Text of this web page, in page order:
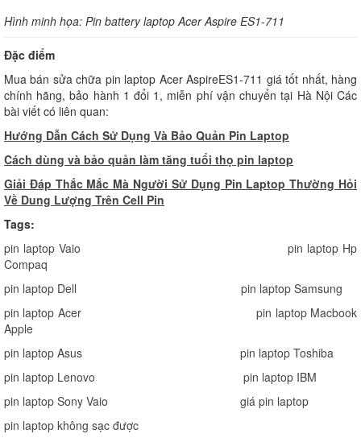
Hình minh họa: Pin battery laptop Acer Aspire ES1-711
Đặc điểm
Mua bán sửa chữa pin laptop Acer AspireES1-711 giá tốt nhất, hàng
chính hãng, bảo hành 1 đổi 1, miễn phí vận chuyển tại Hà Nội Các
bài viết có liên quan:
Hướng Dẫn Cách Sử Dụng Và Bảo Quản Pin Laptop
Cách dùng và bảo quản làm tăng tuổi thọ pin laptop
Giải Đáp Thắc Mắc Mà Người Sử Dụng Pin Laptop Thường Hỏi
Về Dung Lượng Trên Cell Pin
Tags:
pin laptop Vaio
pin laptop Hp
Compaq
pin laptop Dell
pin laptop Samsung
pin laptop Acer
pin laptop Macbook
Apple
pin laptop Asus
pin laptop Toshiba
pin laptop Lenovo
pin laptop IBM
pin laptop Sony Vaio
giá pin laptop
pin laptop không sạc được